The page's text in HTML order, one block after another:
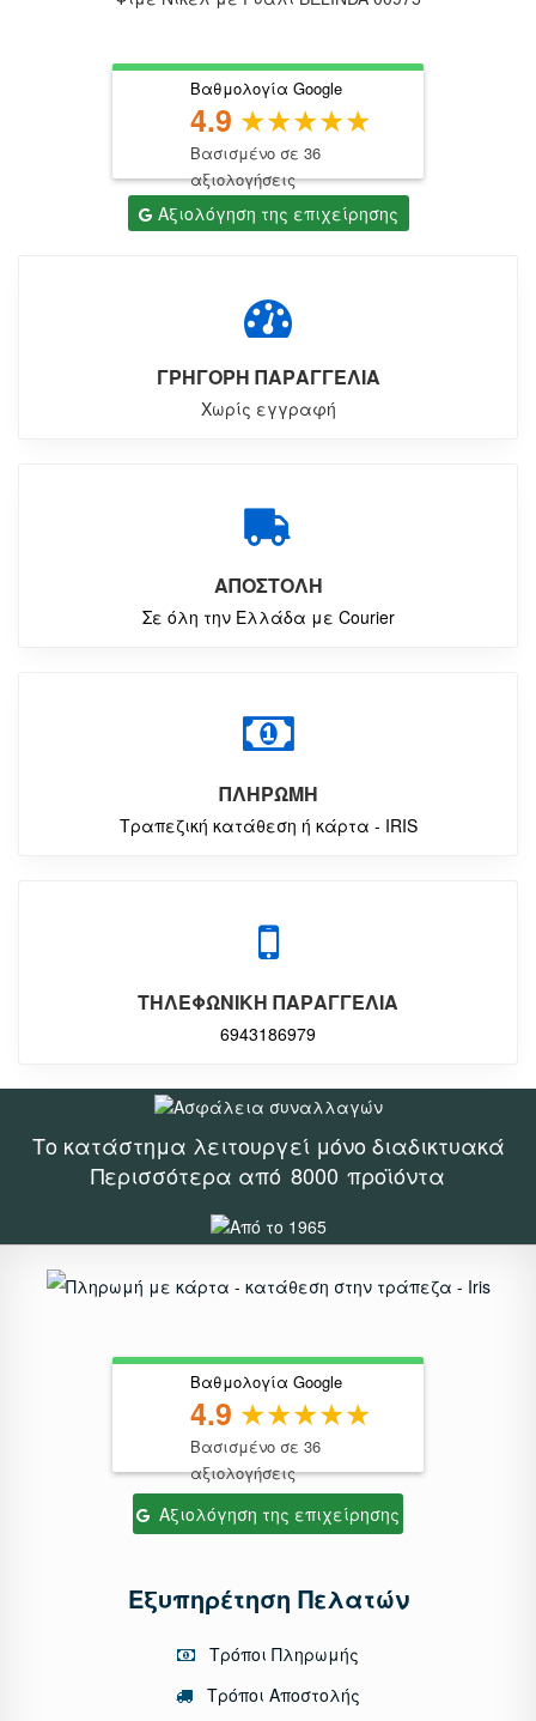
Βαθμολογία Google
4.9
Βασισμένο σε 36
αξιολογήσεις
Αξιολόγηση της επιχείρησης
ΓΡΗΓΟΡΗ ΠΑΡΑΓΓΕΛΙΑ
Χωρίς εγγραφή
ΑΠΟΣΤΟΛΗ
Σε όλη την Ελλάδα με Courier
ΠΛΗΡΩΜΗ
Τραπεζική κατάθεση ή κάρτα - IRIS
ΤΗΛΕΦΩΝΙΚΗ ΠΑΡΑΓΓΕΛΙΑ
6943186979
Το κατάστημα λειτουργεί μόνο διαδικτυακά
Περισσότερα από 8000 προϊόντα
Βαθμολογία Google
4.9
Βασισμένο σε 36
αξιολογήσεις
Αξιολόγηση της επιχείρησης
Εξυπηρέτηση Πελατών
Τρόποι Πληρωμής
Τρόποι Αποστολής